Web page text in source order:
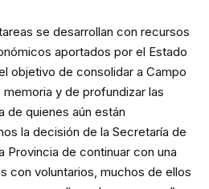
se desarrollan con recursos
aportados por el Estado
objetivo de consolidar a Campo
y de profundizar las
de quienes aún están
la decisión de la Secretaría de
Provincia de continuar con una
con voluntarios, muchos de ellos